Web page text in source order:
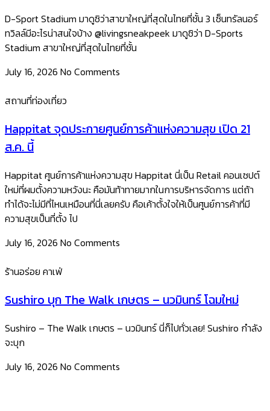
D-Sport Stadium มาดูซิว่าสาขาใหญ่ที่สุดในไทยที่ชั้น 3 เซ็นทรัลนอร์
ทวิลล์มีอะไรน่าสนใจบ้าง @livingsneakpeek มาดูซิว่า D-Sports
Stadium สาขาใหญ่ที่สุดในไทยที่ชั้น
July 16, 2026 No Comments
สถานที่ท่องเที่ยว
Happitat จุดประกายศูนย์การค้าแห่งความสุข เปิด 21
ส.ค. นี้
Happitat ศูนย์การค้าแห่งความสุข Happitat นี่เป็น Retail คอนเซปต์
ใหม่ที่ผมตั้งความหวังนะ คือมันท้าทายมากในการบริหารจัดการ แต่ถ้า
ทำได้จะไม่มีที่ไหนเหมือนที่นี่เลยครับ คือเค้าตั้งใจให้เป็นศูนย์การค้าที่มี
ความสุขเป็นที่ตั้ง ไป
July 16, 2026 No Comments
ร้านอร่อย คาเฟ่
Sushiro บุก The Walk เกษตร – นวมินทร์ โฉมใหม่
Sushiro – The Walk เกษตร – นวมินทร์ นี่ก็ไปทั่วเลย! Sushiro กำลัง
จะบุก
July 16, 2026 No Comments